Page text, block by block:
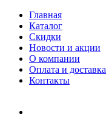
Главная
Каталог
Скидки
Новости и акции
О компании
Оплата и доставка
Контакты